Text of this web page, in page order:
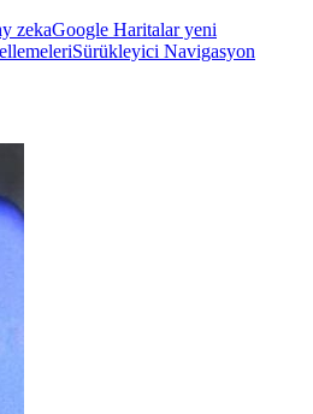
zekaGoogle Haritalar yeni
Sürükleyici Navigasyon